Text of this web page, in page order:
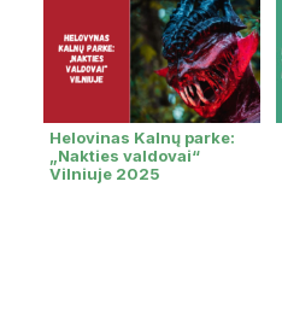
Helovinas Kalnų parke:
„Nakties valdovai“
Vilniuje 2025